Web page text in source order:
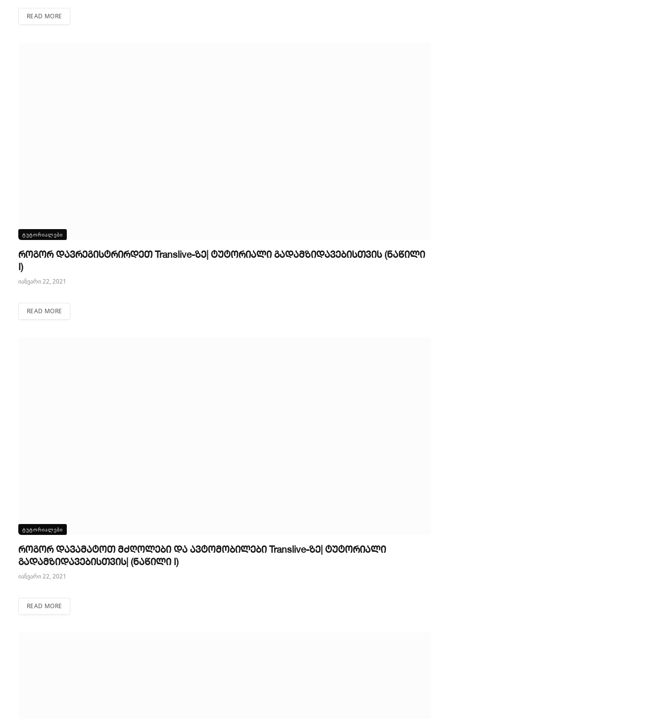
READ MORE
ᲢᲣᲢᲝᲠᲘᲐᲚᲔᲑᲘ
როგორ დავრეგისტრირდეთ Translive-ზე| ტუტორიალი გადამზიდავებისთვის (ნაწილი
I)
იანვარი 22, 2021
READ MORE
ᲢᲣᲢᲝᲠᲘᲐᲚᲔᲑᲘ
როგორ დავამატოთ მძღოლები და ავტომობილები Translive-ზე| ტუტორიალი
გადამზიდავებისთვის| (ნაწილი I)
იანვარი 22, 2021
READ MORE